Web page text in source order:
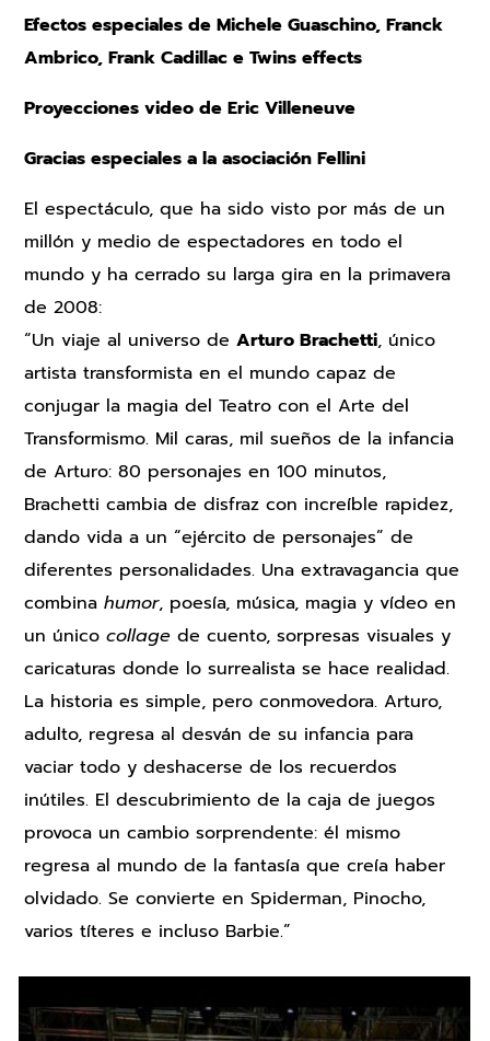
Efectos especiales de Michele Guaschino, Franck
Ambrico, Frank Cadillac e Twins effects
Proyecciones video de Eric Villeneuve
Gracias especiales a la asociación Fellini
El espectáculo, que ha sido visto por más de un
millón y medio de espectadores en todo el
mundo y ha cerrado su larga gira en la primavera
de 2008:
“Un viaje al universo deArturo Brachetti, único
artista transformista en el mundo capaz de
conjugar la magia del Teatro con el Arte del
Transformismo. Mil caras, mil sueños de la infancia
de Arturo: 80 personajes en 100 minutos,
Brachetti cambia de disfraz con increíble rapidez,
dando vida a un “ejército de personajes” de
diferentes personalidades. Una extravagancia que
combinahumor, poesía, música, magia y vídeo en
un únicocollage de cuento, sorpresas visuales y
caricaturas donde lo surrealista se hace realidad.
La historia es simple, pero conmovedora. Arturo,
adulto, regresa al desván de su infancia para
vaciar todo y deshacerse de los recuerdos
inútiles. El descubrimiento de la caja de juegos
provoca un cambio sorprendente: él mismo
regresa al mundo de la fantasía que creía haber
olvidado. Se convierte en Spiderman, Pinocho,
varios títeres e incluso Barbie.”